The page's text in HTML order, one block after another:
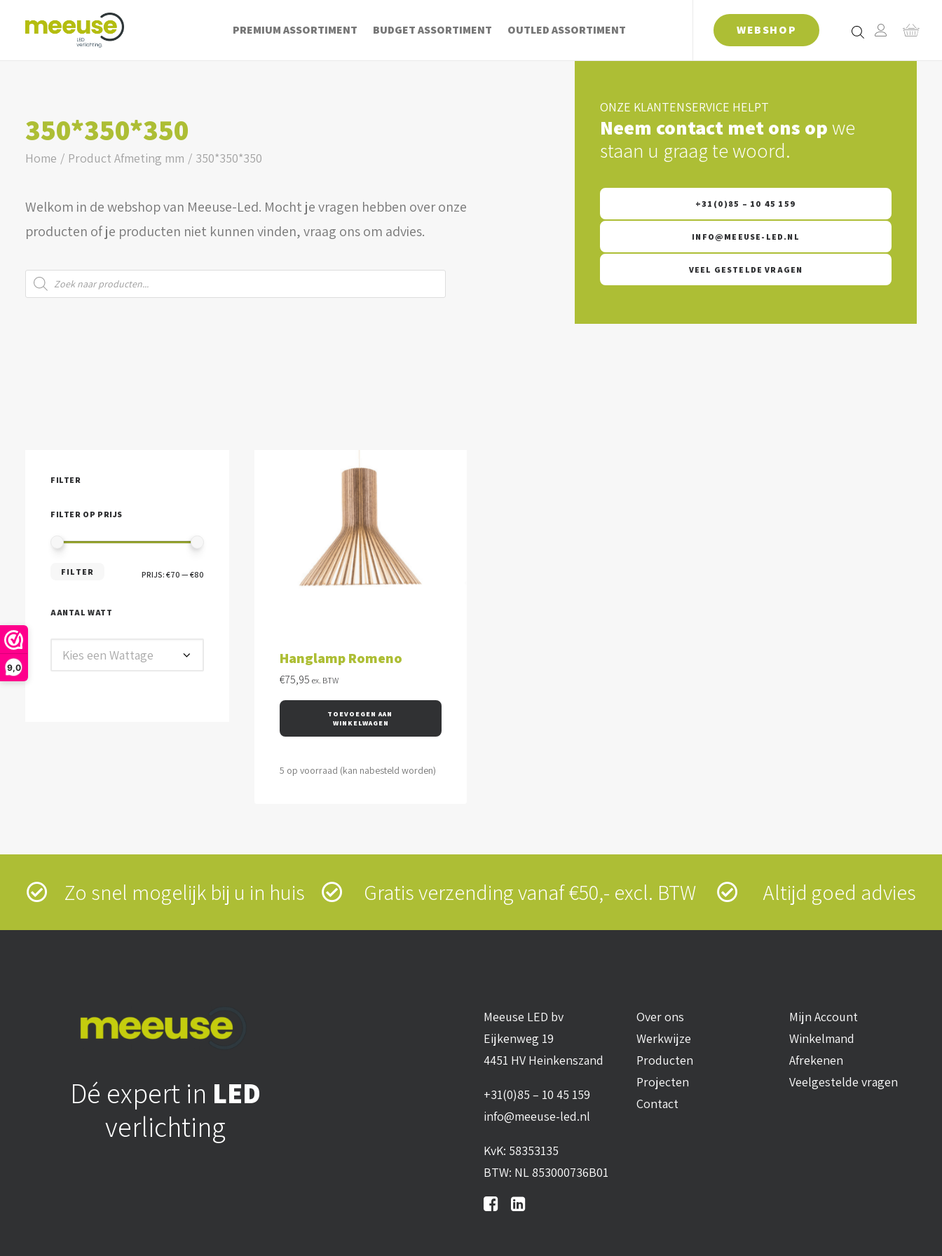
9,0
PREMIUM ASSORTIMENT BUDGET ASSORTIMENT OUTLED ASSORTIMENT WEBSHOP
350*350*350
Home Product Afmeting mm 350*350*350
Welkom in de webshop van Meeuse-Led. Mocht je vragen hebben over onze
producten of je producten niet kunnen vinden, vraag ons om advies.
Producten
zoeken
ONZE KLANTENSERVICE HELPT
Neem contact met ons opwe
staan u graag te woord.
+31(0)85 – 10 45 159
INFO@MEEUSE-LED.NL
VEEL GESTELDE VRAGEN
FILTER
FILTER OP PRIJS
FILTER PRIJS: €70 — €80
AANTAL WATT
Kies een Wattage Hanglamp Romeno
€75,95 ex. BTW
TOEVOEGEN AAN
WINKELWAGEN
5 op voorraad (kan nabesteld worden)
Zo snel mogelijk bij u in huis Gratis verzending vanaf €50,- excl. BTW Altijd goed advies
Dé expert in LED
verlichting
Meeuse LED bv
Eijkenweg 19
4451 HV Heinkenszand
+31(0)85 – 10 45 159
info@meeuse-led.nl
KvK: 58353135
BTW: NL 853000736B01
Over ons
Werkwijze
Producten
Projecten
Contact
Mijn Account
Winkelmand
Afrekenen
Veelgestelde vragen